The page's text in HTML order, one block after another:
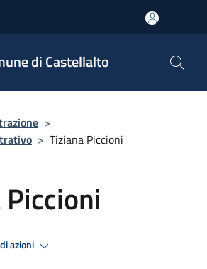
di Castellalto
>
> Tiziana Piccioni
azioni